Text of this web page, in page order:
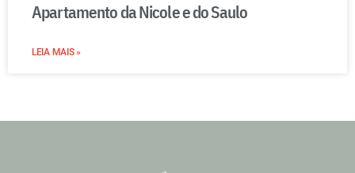
Apartamento da Nicole e do Saulo
LEIA MAIS »